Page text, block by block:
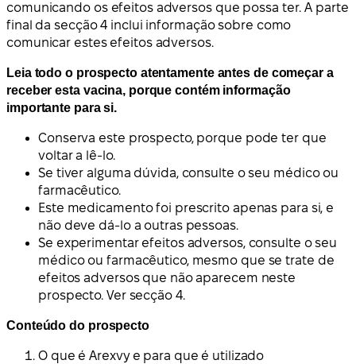
comunicando os efeitos adversos que possa ter. A parte
final da secção 4 inclui informação sobre como
comunicar estes efeitos adversos.
Leia todo o prospecto atentamente antes de começar a
receber esta vacina, porque contém informação
importante para si.
Conserva este prospecto, porque pode ter que
voltar a lê-lo.
Se tiver alguma dúvida, consulte o seu médico ou
farmacêutico.
Este medicamento foi prescrito apenas para si, e
não deve dá-lo a outras pessoas.
Se experimentar efeitos adversos, consulte o seu
médico ou farmacêutico, mesmo que se trate de
efeitos adversos que não aparecem neste
prospecto. Ver secção 4.
Conteúdo do prospecto
O que é Arexvy e para que é utilizado